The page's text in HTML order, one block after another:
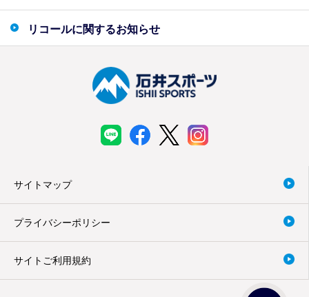
リコールに関するお知らせ
サイトマップ
プライバシーポリシー
サイトご利用規約